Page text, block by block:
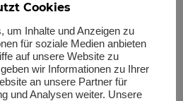
Cookies
um Inhalte und Anzeigen zu
für soziale Medien anbieten
auf unsere Website zu
wir Informationen zu Ihrer
an unsere Partner für
und Analysen weiter. Unsere